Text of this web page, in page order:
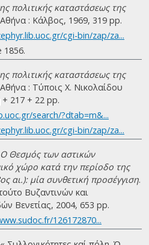
πολιτικής καταστάσεως της
: Κάλβος, 1969, 319 pp.
cgi-bin/zap/za...
1856.
πολιτικής καταστάσεως της
: Τύποις Χ. Νικολαίδου
217 + 22 pp.
search/?dtab=m&...
cgi-bin/zap/za...
Ο Θεσμός των αστικών
χώρο κατά την περίοδο της
αι.): μία συνθετική προσέγγιση.
Βυζαντινών και
Βενετίας, 2004, 653 pp.
126172870...